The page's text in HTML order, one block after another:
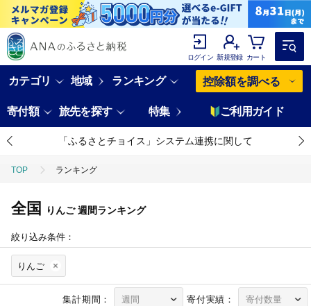
ログイン 新規登録 カート
カテゴリ 地域 ランキング 控除額を調べる
寄付額 旅先を探す 特集 ご利用ガイド
「ふるさとチョイス」システム連携に関して
TOP ランキング
全国 りんご週間ランキング
絞り込み条件：
りんご
集計期間： 寄付実績：